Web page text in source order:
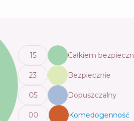
15 Całkiem
23 Bezpiecznie
05 Dopuszczalny
00 Komedogenność